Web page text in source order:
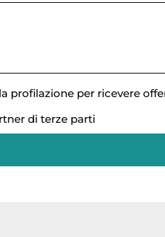
profilazione per ricevere
di terze parti